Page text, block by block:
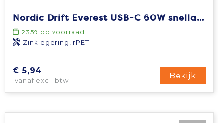
Nordic Drift Everest USB-C 60W snellaadkarabijnkabel
2359 op voorraad
Zinklegering, rPET
€ 5,94
vanaf excl. btw
Bekijk